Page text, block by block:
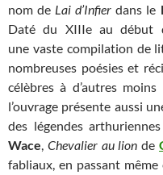
nom de Lai d’Infier dans le
Daté du XIIIe au début
une vaste compilation de
nombreuses poésies et
célèbres à d’autres
l’ouvrage présente aussi
des légendes
Wace, Chevalier au lion de
fabliaux, en passant